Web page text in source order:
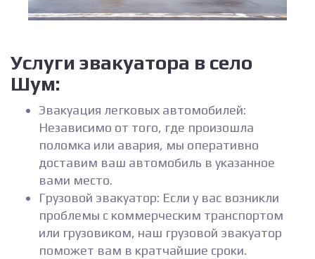
Услуги эвакуатора в село
Шум:
Эвакуация легковых автомобилей:
Независимо от того, где произошла
поломка или авария, мы оперативно
доставим ваш автомобиль в указанное
вами место.
Грузовой эвакуатор: Если у вас возникли
проблемы с коммерческим транспортом
или грузовиком, наш грузовой эвакуатор
поможет вам в кратчайшие сроки.